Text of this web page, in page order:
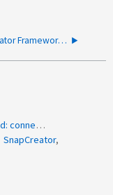
Snap Creator Frameworkがプロファイルにボリュームを追加できない
java.net.ConnectException: Connection refused: connect<a>用于翻译</a>
SnapCreator